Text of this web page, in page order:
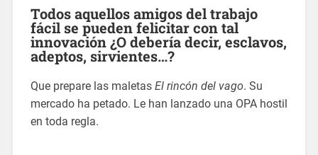
Todos aquellos amigos del trabajo
fácil se pueden felicitar con tal
innovación ¿O debería decir, esclavos,
adeptos, sirvientes…?
Que prepare las maletas El rincón del vago. Su
mercado ha petado. Le han lanzado una OPA hostil
en toda regla.